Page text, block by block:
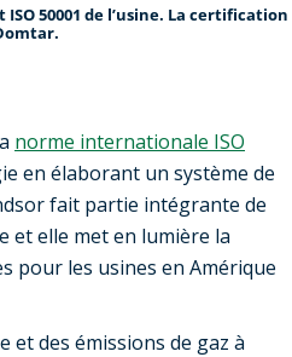
50001 de l’usine. La certification
norme internationale ISO
en élaborant un système de
fait partie intégrante de
elle met en lumière la
pour les usines en Amérique
et des émissions de gaz à